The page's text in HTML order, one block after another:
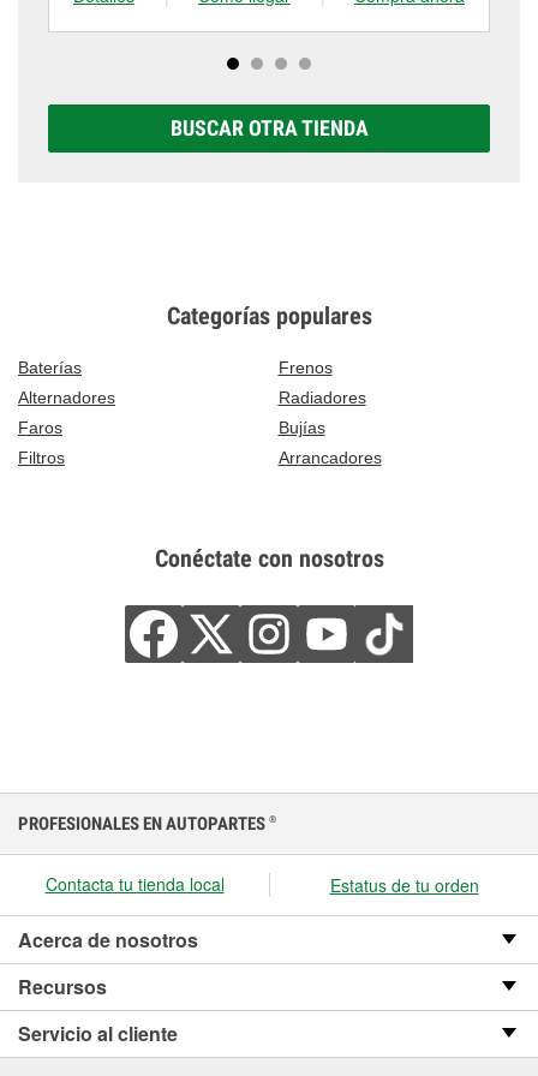
BUSCAR OTRA TIENDA
Categorías populares
Baterías
Frenos
Alternadores
Radiadores
Faros
Bujías
Filtros
Arrancadores
Conéctate con nosotros
PROFESIONALES EN AUTOPARTES ®
Contacta tu tienda local Estatus de tu orden
Acerca de nosotros
Recursos
Servicio al cliente